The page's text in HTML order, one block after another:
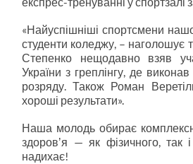
«Найуспішніші спортсмени
студенти коледжу, – наголошує
Степенко нещодавно взяв
України з греплінгу, де
розряду. Також Роман
хороші результати».
Наша молодь обирає
здоровʼя — як фізичного, так
надихає!